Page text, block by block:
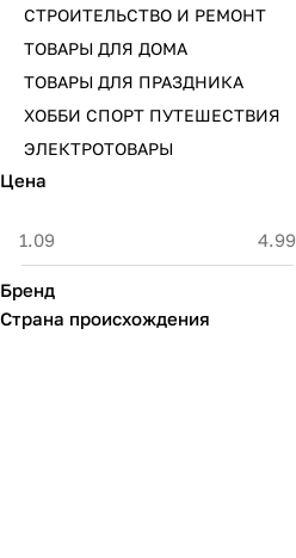
СТРОИТЕЛЬСТВО И РЕМОНТ
ТОВАРЫ ДЛЯ ДОМА
ТОВАРЫ ДЛЯ ПРАЗДНИКА
ХОББИ СПОРТ ПУТЕШЕСТВИЯ
ЭЛЕКТРОТОВАРЫ
Цена
Бренд
Страна происхождения